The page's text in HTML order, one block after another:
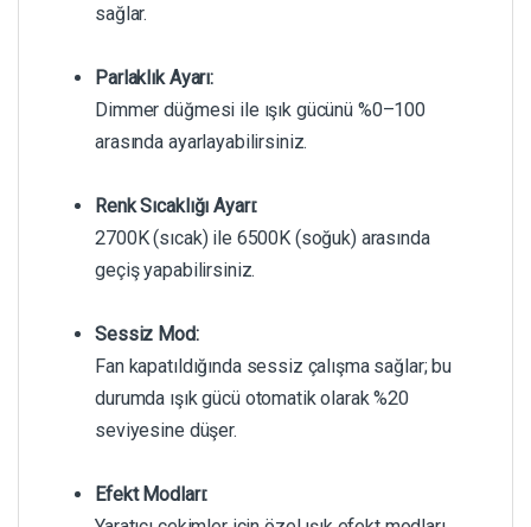
sağlar.
Parlaklık Ayarı:
Dimmer düğmesi ile ışık gücünü %0–100
arasında ayarlayabilirsiniz.
Renk Sıcaklığı Ayarı:
2700K (sıcak) ile 6500K (soğuk) arasında
geçiş yapabilirsiniz.
Sessiz Mod:
Fan kapatıldığında sessiz çalışma sağlar; bu
durumda ışık gücü otomatik olarak %20
seviyesine düşer.
Efekt Modları: